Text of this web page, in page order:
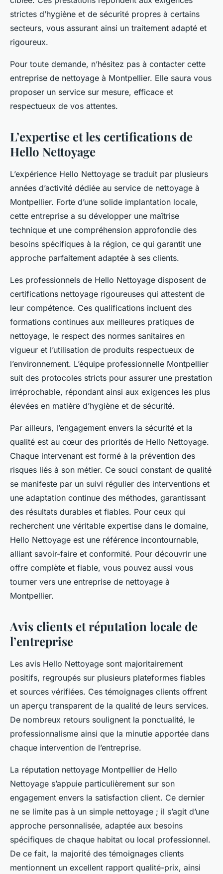
strictes d’hygiène et de sécurité propres à certains
secteurs, vous assurant ainsi un traitement adapté et
rigoureux.
Pour toute demande, n’hésitez pas à contacter cette
entreprise de nettoyage à Montpellier. Elle saura vous
proposer un service sur mesure, efficace et
respectueux de vos attentes.
L’expertise et les certifications de
Hello Nettoyage
L’expérience Hello Nettoyage se traduit par plusieurs
années d’activité dédiée au service de nettoyage à
Montpellier. Forte d’une solide implantation locale,
cette entreprise a su développer une maîtrise
technique et une compréhension approfondie des
besoins spécifiques à la région, ce qui garantit une
approche parfaitement adaptée à ses clients.
Les professionnels de Hello Nettoyage disposent de
certifications nettoyage rigoureuses qui attestent de
leur compétence. Ces qualifications incluent des
formations continues aux meilleures pratiques de
nettoyage, le respect des normes sanitaires en
vigueur et l’utilisation de produits respectueux de
l’environnement. L’équipe professionnelle Montpellier
suit des protocoles stricts pour assurer une prestation
irréprochable, répondant ainsi aux exigences les plus
élevées en matière d’hygiène et de sécurité.
Par ailleurs, l’engagement envers la sécurité et la
qualité est au cœur des priorités de Hello Nettoyage.
Chaque intervenant est formé à la prévention des
risques liés à son métier. Ce souci constant de qualité
se manifeste par un suivi régulier des interventions et
une adaptation continue des méthodes, garantissant
des résultats durables et fiables. Pour ceux qui
recherchent une véritable expertise dans le domaine,
Hello Nettoyage est une référence incontournable,
alliant savoir-faire et conformité. Pour découvrir une
offre complète et fiable, vous pouvez aussi vous
tourner vers une entreprise de nettoyage à
Montpellier.
Avis clients et réputation locale de
l’entreprise
Les avis Hello Nettoyage sont majoritairement
positifs, regroupés sur plusieurs plateformes fiables
et sources vérifiées. Ces témoignages clients offrent
un aperçu transparent de la qualité de leurs services.
De nombreux retours soulignent la ponctualité, le
professionnalisme ainsi que la minutie apportée dans
chaque intervention de l’entreprise.
La réputation nettoyage Montpellier de Hello
Nettoyage s’appuie particulièrement sur son
engagement envers la satisfaction client. Ce dernier
ne se limite pas à un simple nettoyage ; il s’agit d’une
approche personnalisée, adaptée aux besoins
spécifiques de chaque habitat ou local professionnel.
De ce fait, la majorité des témoignages clients
mentionnent un excellent rapport qualité-prix, ainsi